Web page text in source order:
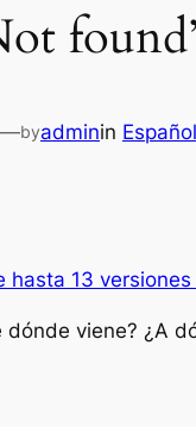
—byadminin Español
hasta 13
dónde viene? ¿A